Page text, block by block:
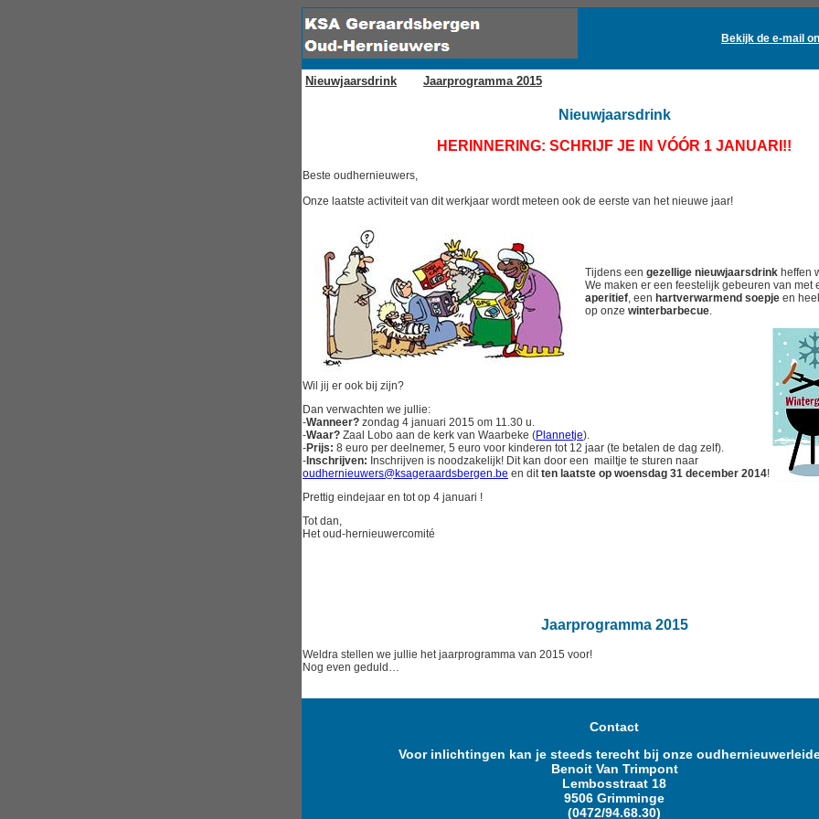
Bekijk de e-mail
Nieuwjaarsdrink Jaarprogramma 2015
Nieuwjaarsdrink
HERINNERING: SCHRIJF JE IN VÓÓR 1 JANUARI!!
Beste oudhernieuwers,
Onze laatste activiteit van dit werkjaar wordt meteen ook de eerste van het nieuwe jaar!
Tijdens een gezellige nieuwjaarsdrink heffen
We maken er een feestelijk gebeuren van met
aperitief, een hartverwarmend soepje en
op onze winterbarbecue.
Wil jij er ook bij zijn?
Dan verwachten we jullie:
-Wanneer? zondag 4 januari 2015 om 11.30 u.
-Waar? Zaal Lobo aan de kerk van Waarbeke (Plannetje).
-Prijs: 8 euro per deelnemer, 5 euro voor kinderen tot 12 jaar (te betalen de dag zelf).
- Inschrijven: Inschrijven is noodzakelijk! Dit kan door een mailtje te sturen naar
oudhernieuwers@ksageraardsbergen.be en ditten laatste op woensdag 31 december 2014!
Prettig eindejaar en tot op 4 januari !
Tot dan,
Het oud-hernieuwercomité
Jaarprogramma 2015
Weldra stellen we jullie het jaarprogramma van 2015 voor!
Nog even geduld…
Contact
Voor inlichtingen kan je steeds terecht bij onze
Benoit Van Trimpont
Lembosstraat 18
9506 Grimminge
(0472/94.68.30)